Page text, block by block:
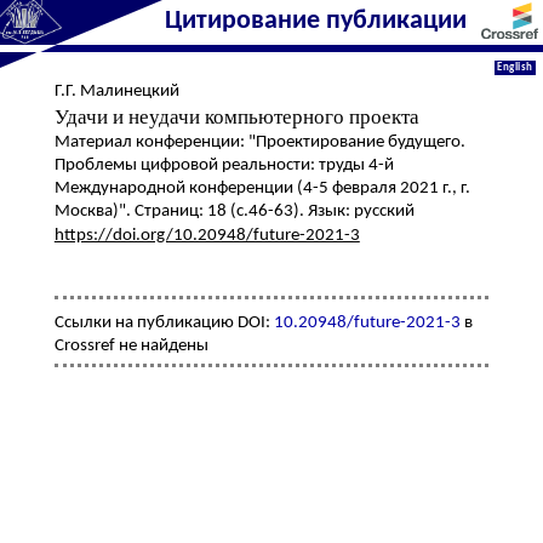
Цитирование публикации
English
Г.Г. Малинецкий
Удачи и неудачи компьютерного проекта
Материал конференции: "Проектирование будущего.
Проблемы цифровой реальности: труды 4-й
Международной конференции (4-5 февраля 2021 г., г.
Москва)". Страниц: 18 (с.46-63). Язык: русский
https://doi.org/10.20948/future-2021-3
Ссылки на публикацию DOI: 10.20948/future-2021-3 в
Crossref не найдены